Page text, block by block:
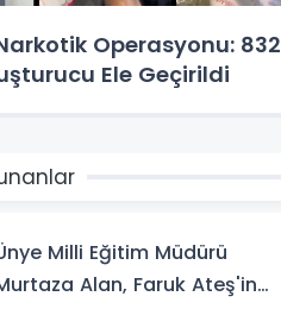
Operasyonu: 832
Ele Geçirildi
Milli Eğitim Müdürü
Alan, Faruk Ateş'in